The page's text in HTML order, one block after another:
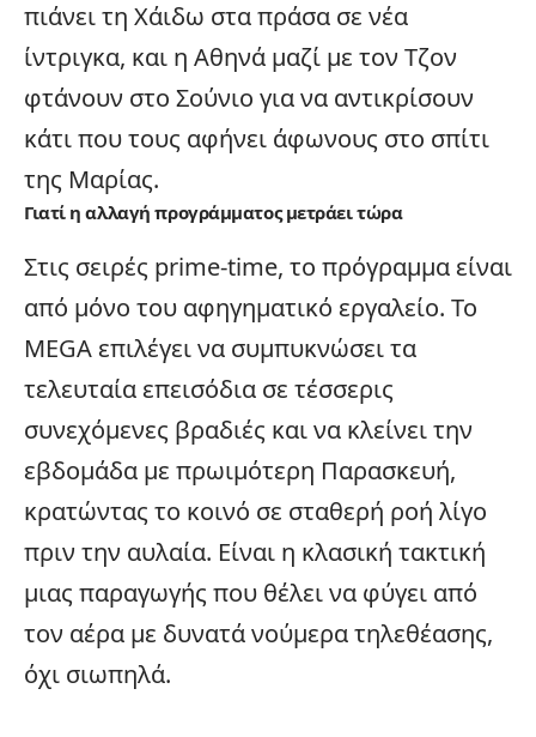
πιάνει τη Χάιδω στα πράσα σε νέα
ίντριγκα, και η Αθηνά μαζί με τον Τζον
φτάνουν στο Σούνιο για να αντικρίσουν
κάτι που τους αφήνει άφωνους στο σπίτι
της Μαρίας.
Γιατί η αλλαγή προγράμματος μετράει τώρα
Στις σειρές prime-time, το πρόγραμμα είναι
από μόνο του αφηγηματικό εργαλείο. Το
MEGA επιλέγει να συμπυκνώσει τα
τελευταία επεισόδια σε τέσσερις
συνεχόμενες βραδιές και να κλείνει την
εβδομάδα με πρωιμότερη Παρασκευή,
κρατώντας το κοινό σε σταθερή ροή λίγο
πριν την αυλαία. Είναι η κλασική τακτική
μιας παραγωγής που θέλει να φύγει από
τον αέρα με δυνατά νούμερα τηλεθέασης,
όχι σιωπηλά.